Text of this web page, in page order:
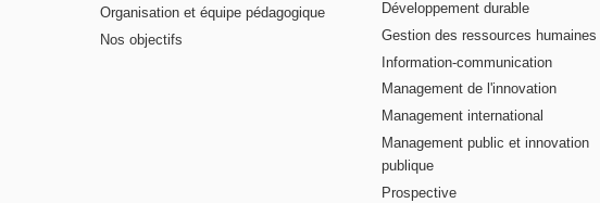
Organisation et équipe pédagogique
Nos objectifs
Développement durable
Gestion des ressources humaines
Information-communication
Management de l'innovation
Management international
Management public et innovation
publique
Prospective